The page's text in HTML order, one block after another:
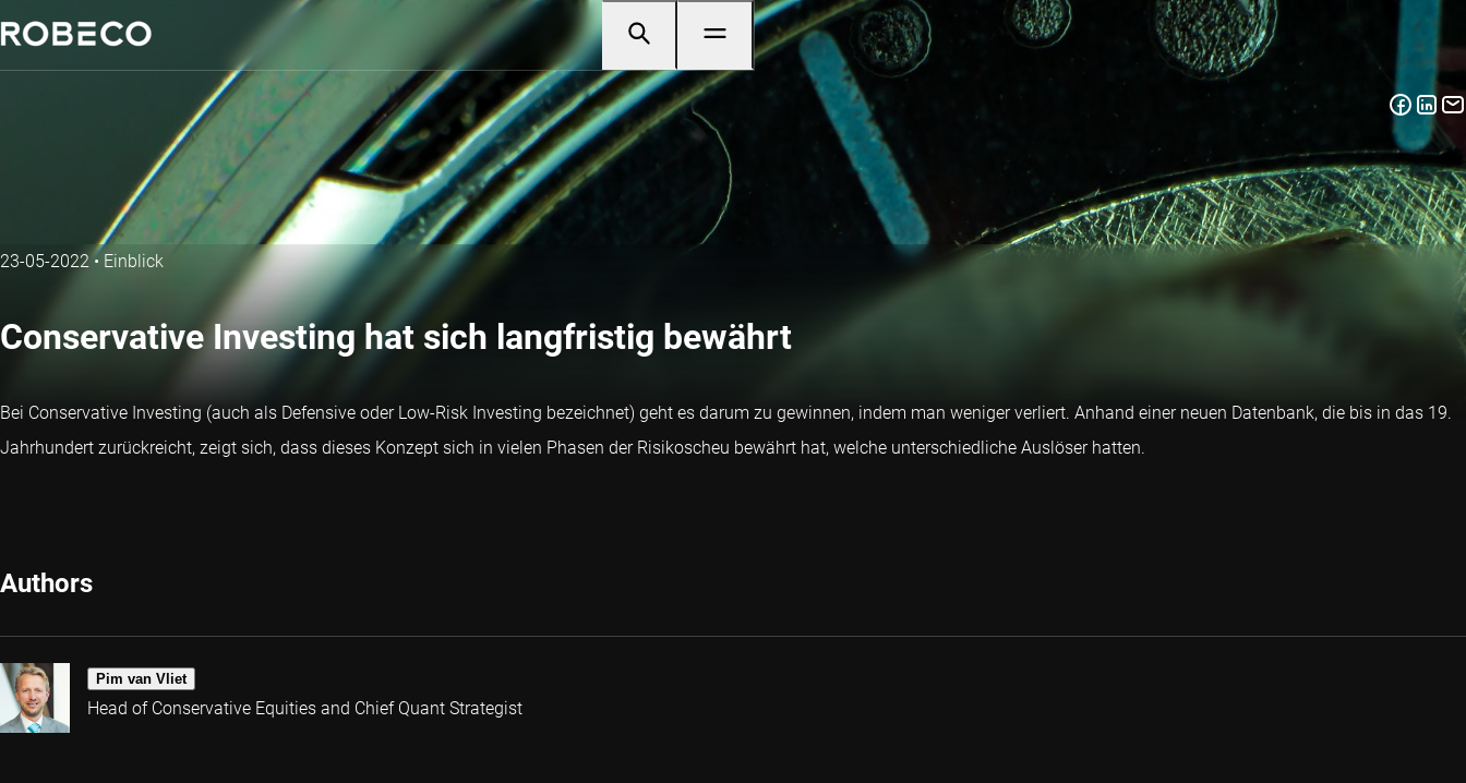
23-05-2022 • Einblick
Conservative Investing hat sich langfristig bewährt
Bei Conservative Investing (auch als Defensive oder Low-Risk Investing bezeichnet) geht es darum zu gewinnen, indem man weniger verliert. Anhand einer neuen Datenbank, die bis in das 19.
Jahrhundert zurückreicht, zeigt sich, dass dieses Konzept sich in vielen Phasen der Risikoscheu bewährt hat, welche unterschiedliche Auslöser hatten.
Authors
Pim van Vliet
Head of Conservative Equities and Chief Quant Strategist